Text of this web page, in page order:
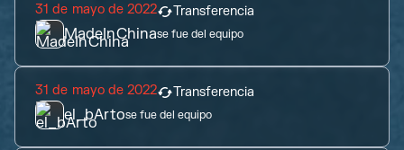
31 de mayo de 2022 Transferencia
MadeInChinase fue del equipo
31 de mayo de 2022 Transferencia
el_bArtose fue del equipo